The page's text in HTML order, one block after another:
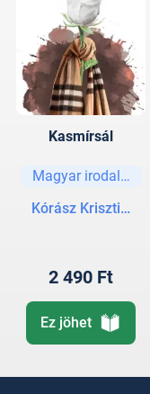
Kasmírsál
Magyar irodalom
Kórász Krisztián
2 490 Ft
Ez jöhet